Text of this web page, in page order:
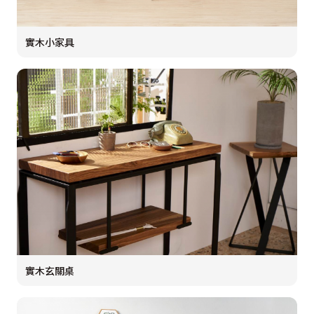
實木小家具
實木玄關桌